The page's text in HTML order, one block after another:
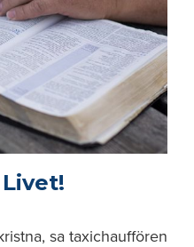
sa taxichauffören